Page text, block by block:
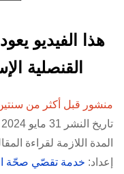
هذا الفيديو
القنصلية
منشور قبل أكثر من
تاريخ النشر 31 مايو 2024 الساعة 15:01
المدة اللازمة لقراءة المقال: 2
إعداد: خدمة تقصّي صحّة